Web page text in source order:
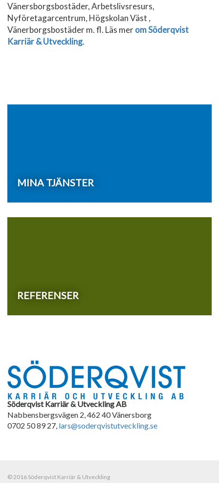
Vänersborgsbostäder, Arbetslivsresurs,
Nyföretagarcentrum, Högskolan Väst ,
Vänerborgsbostäder m. fl. Läs merom Söderqvist
Karriär & Utveckling.
MINA TJÄNSTER
REFERENSER
Söderqvist Karriär & Utveckling AB
Nabbensbergsvägen 2,462 40Vänersborg
0702 50 89 27, lars@soderqvistutveckling.se
© 2016 Söderqvist Karriär & Utveckling